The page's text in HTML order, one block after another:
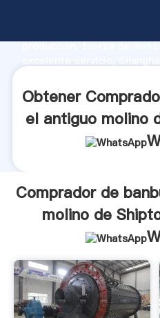
producción, fuerza de
valor y aporta valores a
Obtener
el antiguo molino
Comprador de
molino de